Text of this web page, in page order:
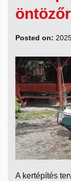
Posted on:
A kertépítés